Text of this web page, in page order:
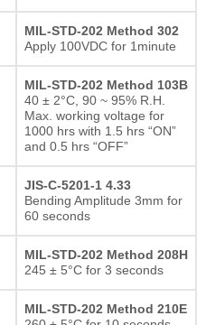
MIL-STD-202 Method 302
Apply 100VDC for 1minute
MIL-STD-202 Method 103B
40 ± 2°C, 90 ~ 95% R.H.
Max. working voltage for
1000 hrs with 1.5 hrs “ON”
and 0.5 hrs “OFF”
JIS-C-5201-1 4.33
Bending Amplitude 3mm for
60 seconds
MIL-STD-202 Method 208H
245 ± 5°C for 3 seconds
MIL-STD-202 Method 210E